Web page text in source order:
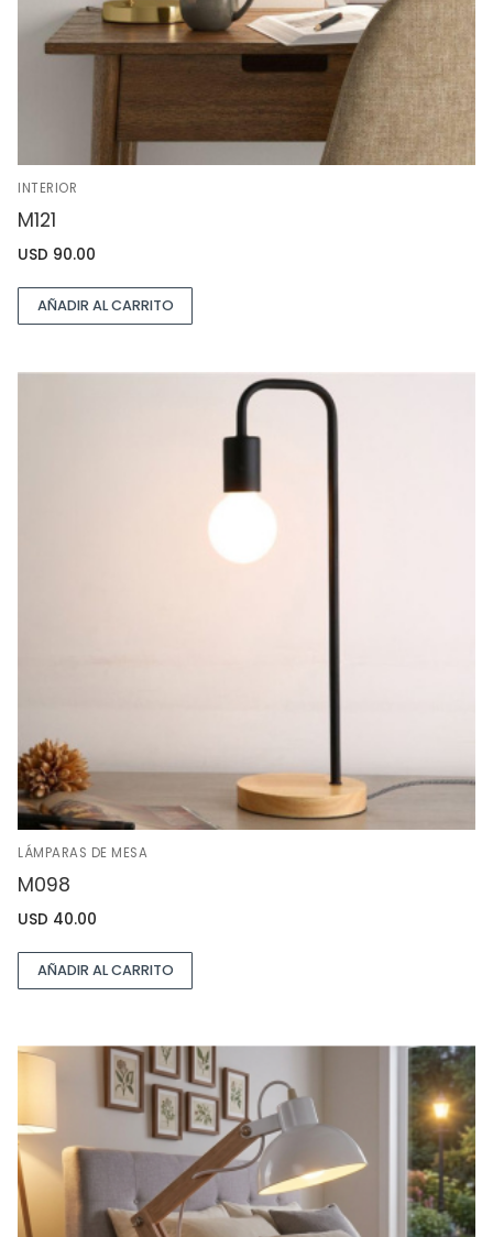
INTERIOR
M121
USD 90.00
AÑADIR AL CARRITO
LÁMPARAS DE MESA
M098
USD 40.00
AÑADIR AL CARRITO